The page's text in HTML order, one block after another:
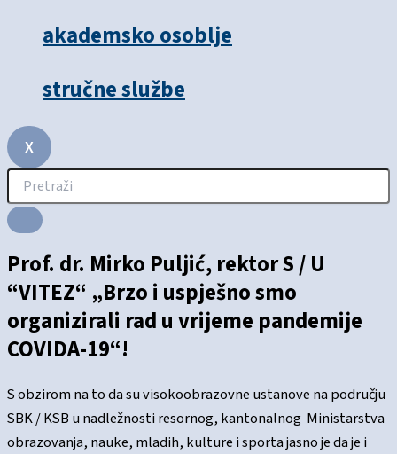
akademsko osoblje
stručne službe
X
Prof. dr. Mirko Puljić, rektor S / U
“VITEZ“ „Brzo i uspješno smo
organizirali rad u vrijeme pandemije
COVIDA-19“!
S obzirom na to da su visokoobrazovne ustanove na području
SBK / KSB u nadležnosti resornog, kantonalnog Ministarstva
obrazovanja, nauke, mladih, kulture i sporta jasno je da je i